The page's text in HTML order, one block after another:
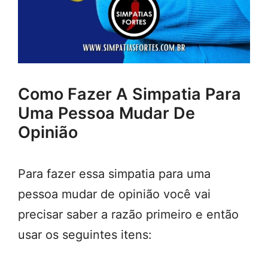
Como Fazer A Simpatia Para
Uma Pessoa Mudar De
Opinião
Para fazer essa simpatia para uma
pessoa mudar de opinião você vai
precisar saber a razão primeiro e então
usar os seguintes itens: